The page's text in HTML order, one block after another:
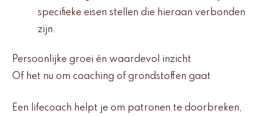
specifieke eisen stellen die hieraan verbonden
zijn.
Persoonlijke groei én waardevol inzicht
Of het nu om coaching of grondstoffen gaat
Een lifecoach helpt je om patronen te doorbreken,